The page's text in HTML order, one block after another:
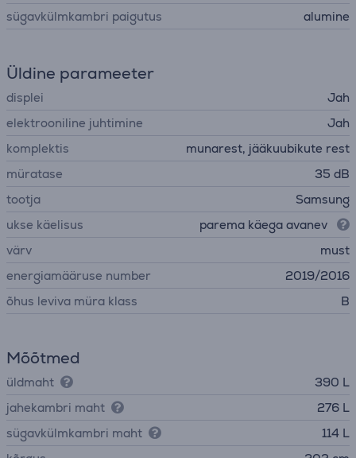
sügavkülmkambri paigutus
alumine
Üldine parameeter
displei
Jah
elektrooniline juhtimine
Jah
komplektis
munarest, jääkuubikute rest
müratase
35 dB
tootja
Samsung
ukse käelisus
parema käega avanev
värv
must
energiamääruse number
2019/2016
õhus leviva müra klass
B
Mõõtmed
üldmaht
390 L
jahekambri maht
276 L
sügavkülmkambri maht
114 L